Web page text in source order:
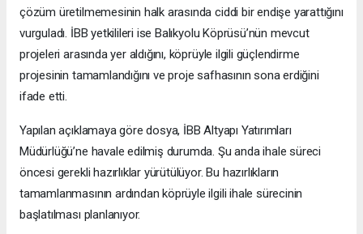
çözüm üretilmemesinin halk arasında ciddi bir endişe yarattığını
vurguladı. İBB yetkilileri ise Balıkyolu Köprüsü’nün mevcut
projeleri arasında yer aldığını, köprüyle ilgili güçlendirme
projesinin tamamlandığını ve proje safhasının sona erdiğini
ifade etti.
Yapılan açıklamaya göre dosya, İBB Altyapı Yatırımları
Müdürlüğü’ne havale edilmiş durumda. Şu anda ihale süreci
öncesi gerekli hazırlıklar yürütülüyor. Bu hazırlıkların
tamamlanmasının ardından köprüyle ilgili ihale sürecinin
başlatılması planlanıyor.